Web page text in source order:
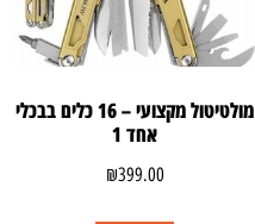
מולטיטול מקצועי – 16 כלים בבכלי
אחד 1
₪399.00